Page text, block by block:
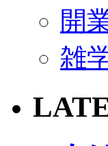
開
雑